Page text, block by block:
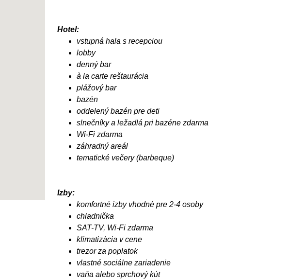
Hotel:
vstupná hala s recepciou
lobby
denný bar
à la carte reštaurácia
plážový bar
bazén
oddelený bazén pre deti
slnečníky a ležadlá pri bazéne zdarma
Wi-Fi zdarma
záhradný areál
tematické večery (barbeque)
Izby:
komfortné izby vhodné pre 2-4 osoby
chladnička
SAT-TV, Wi-Fi zdarma
klimatizácia v cene
trezor za poplatok
vlastné sociálne zariadenie
vaňa alebo sprchový kút